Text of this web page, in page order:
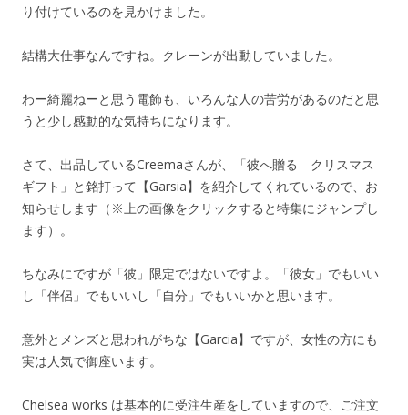
り付けているのを見かけました。
結構大仕事なんですね。クレーンが出動していました。
わー綺麗ねーと思う電飾も、いろんな人の苦労があるのだと思
うと少し感動的な気持ちになります。
さて、出品しているCreemaさんが、「彼へ贈る クリスマス
ギフト」と銘打って【Garsia】を紹介してくれているので、お
知らせします（※上の画像をクリックすると特集にジャンプし
ます）。
ちなみにですが「彼」限定ではないですよ。「彼女」でもいい
し「伴侶」でもいいし「自分」でもいいかと思います。
意外とメンズと思われがちな【Garcia】ですが、女性の方にも
実は人気で御座います。
Chelsea works は基本的に受注生産をしていますので、ご注文